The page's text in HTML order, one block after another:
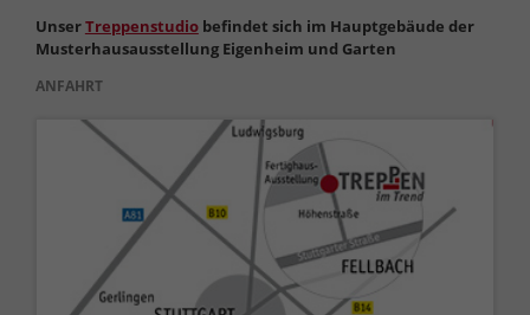
UnserTreppenstudiobefindet sich im Hauptgebäude der
Musterhausausstellung Eigenheim und Garten
ANFAHRT